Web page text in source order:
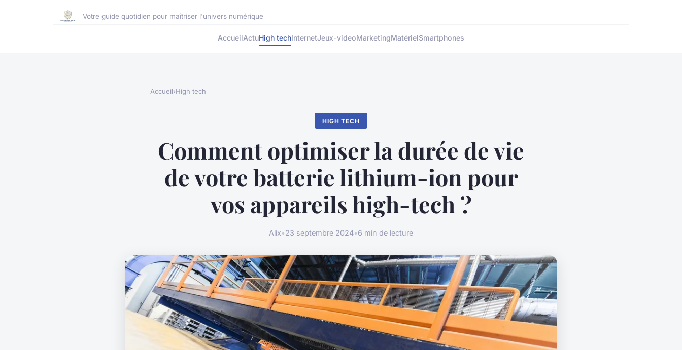
Votre guide quotidien pour maîtriser l'univers numérique
AccueilActuHigh techInternetJeux-videoMarketingMatérielSmartphones
Accueil›High tech
HIGH TECH
Comment optimiser la durée de vie
de votre batterie lithium-ion pour
vos appareils high-tech ?
Alix•23 septembre 2024•6 min de lecture